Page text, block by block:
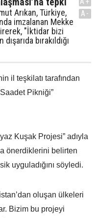
Arıkan, Türkiye,
imzalanan Mekke
"İktidar bizi
bırakıldığı
A-
il teşkilatı tarafından
Pikniği”
Kuşak Projesi” adıyla
önerdiklerini belirten
uyguladığını söyledi.
oluşan ülkeleri
Bizim bu projeyi